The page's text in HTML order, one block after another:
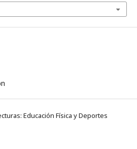
Educación Física y Deportes